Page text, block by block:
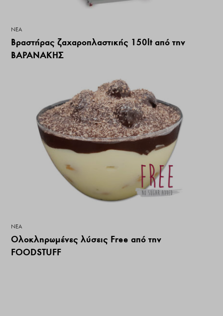
ΝΕΑ
Βραστήρας ζαχαροπλαστικής 150lt από την
ΒΑΡΑΝΑΚΗΣ
ΝΕΑ
Ολοκληρωμένες λύσεις Free από την
FOODSTUFF